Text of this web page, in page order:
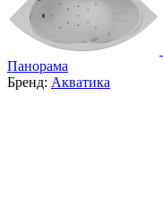
Панорама
Бренд: Акватика